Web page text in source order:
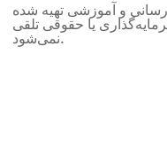
و آموزشی تهیه شده
یا حقوقی تلقی
نمی‌شود.